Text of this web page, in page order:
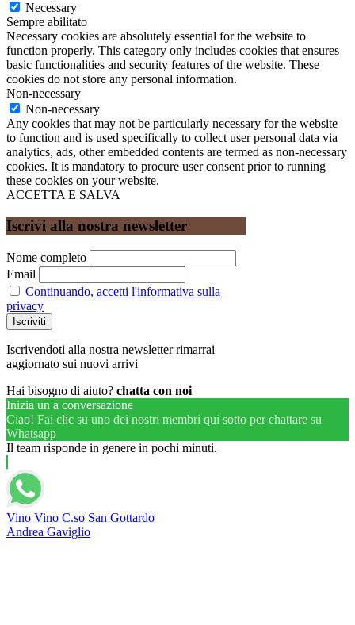
Necessary
Sempre abilitato
Necessary cookies are absolutely essential for the website to
function properly. This category only includes cookies that ensures
basic functionalities and security features of the website. These
cookies do not store any personal information.
Non-necessary
Non-necessary
Any cookies that may not be particularly necessary for the website
to function and is used specifically to collect user personal data via
analytics, ads, other embedded contents are termed as non-necessary
cookies. It is mandatory to procure user consent prior to running
these cookies on your website.
ACCETTA E SALVA
Iscrivi alla nostra newsletter
Nome completo
Email
Continuando, accetti l'informativa sulla
privacy
Iscrivendoti alla nostra newsletter rimarrai
aggiornato sui nuovi arrivi
Hai bisogno di aiuto? chatta con noi
Inizia un a conversazione
Ciao! Fai clic su uno dei nostri membri qui sotto per chattare su
Whatsapp
Il team risponde in genere in pochi minuti.
Vino Vino C.so San Gottardo
Andrea Gaviglio